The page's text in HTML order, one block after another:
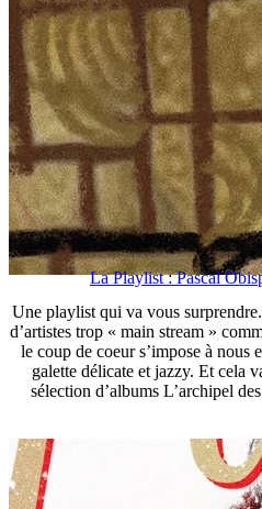
La Playlist : Pascal
Une playlist qui va vous
d’artistes trop « main stream »
le coup de coeur s’impose à nous
galette délicate et jazzy. Et cela
sélection d’albums L’archipel